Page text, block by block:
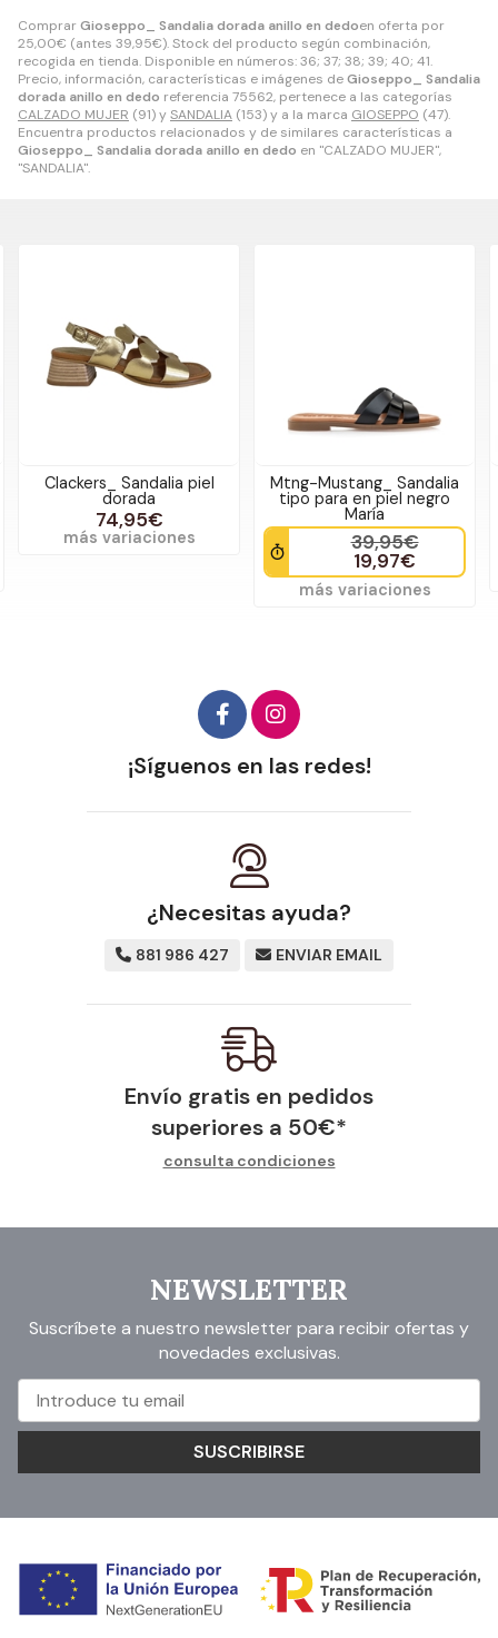
ComprarGioseppo_ Sandalia dorada anillo en dedoen oferta por
25,00€ (antes 39,95€). Stock del producto según combinación,
recogida en tienda. Disponible en números: 36; 37; 38; 39; 40; 41.
Precio, información, características e imágenes deGioseppo_ Sandalia
dorada anillo en dedo referencia 75562, pertenece a las categorías
CALZADO MUJER (91) y SANDALIA (153) y a la marca GIOSEPPO (47).
Encuentra productos relacionados y de similares características a
Gioseppo_ Sandalia dorada anillo en dedo en "CALZADO MUJER",
"SANDALIA".
Clackers_ Sandalia piel
dorada
74,95€
más variaciones
Mtng-Mustang_ Sandalia
tipo para en piel negro
María
39,95€
19,97€
más variaciones
¡Síguenos en las redes!
¿Necesitas ayuda?
881 986 427 ENVIAR EMAIL
Envío gratis en pedidos
superiores a 50€*
consulta condiciones
NEWSLETTER
Suscríbete a nuestro newsletter para recibir ofertas y
novedades exclusivas.
SUSCRIBIRSE